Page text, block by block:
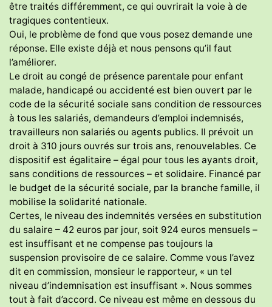
être traités différemment, ce qui ouvrirait la voie à de
tragiques contentieux.
Oui, le problème de fond que vous posez demande une
réponse. Elle existe déjà et nous pensons qu’il faut
l’améliorer.
Le droit au congé de présence parentale pour enfant
malade, handicapé ou accidenté est bien ouvert par le
code de la sécurité sociale sans condition de ressources
à tous les salariés, demandeurs d’emploi indemnisés,
travailleurs non salariés ou agents publics. Il prévoit un
droit à 310 jours ouvrés sur trois ans, renouvelables. Ce
dispositif est égalitaire – égal pour tous les ayants droit,
sans conditions de ressources – et solidaire. Financé par
le budget de la sécurité sociale, par la branche famille, il
mobilise la solidarité nationale.
Certes, le niveau des indemnités versées en substitution
du salaire – 42 euros par jour, soit 924 euros mensuels –
est insuffisant et ne compense pas toujours la
suspension provisoire de ce salaire. Comme vous l’avez
dit en commission, monsieur le rapporteur, « un tel
niveau d’indemnisation est insuffisant ». Nous sommes
tout à fait d’accord. Ce niveau est même en dessous du